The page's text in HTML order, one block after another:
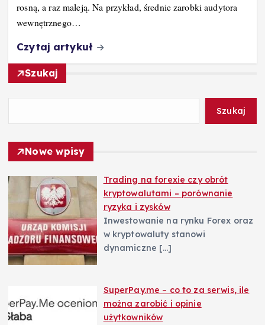
rosną, a raz maleją. Na przykład, średnie zarobki audytora
wewnętrznego…
Czytaj artykuł
Szukaj
Szukaj
Nowe wpisy
Trading na forexie czy obrót
kryptowalutami – porównanie
ryzyka i zysków
Inwestowanie na rynku Forex oraz
w kryptowaluty stanowi
dynamiczne […]
SuperPay.me – co to za serwis, ile
można zarobić i opinie
użytkowników